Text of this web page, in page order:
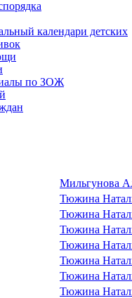
календари детских
по ЗОЖ
Мильгунова
Тюжина
Тюжина
Тюжина
Тюжина
Тюжина
Тюжина
Тюжина